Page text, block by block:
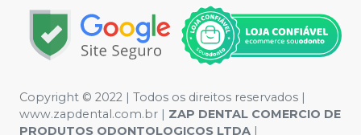
Copyright © 2022 | Todos os direitos reservados |
www.zapdental.com.br | ZAP DENTAL COMERCIO DE
PRODUTOS ODONTOLOGICOS LTDA |